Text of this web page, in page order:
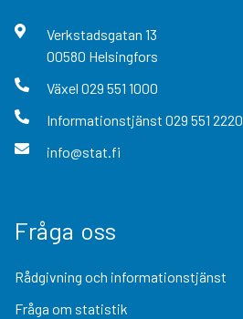
Verkstadsgatan 13
00580 Helsingfors
Växel 029 551 1000
Informationstjänst 029 551 2220
info@stat.fi
Fråga oss
Rådgivning och informationstjänst
Fråga om statistik